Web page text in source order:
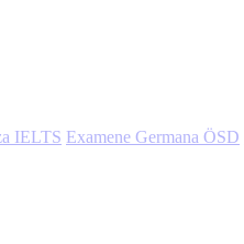
IELTS Examene Germana ÖSD